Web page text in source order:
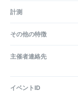
計測
その他の特徴
主催者連絡先
イベントID